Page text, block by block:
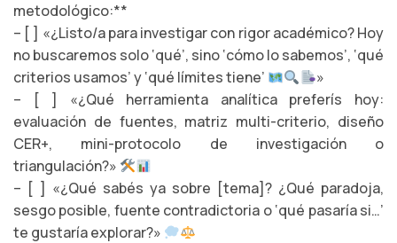
metodológico:**
– [ ] «¿Listo/a para investigar con rigor académico? Hoy
no buscaremos solo ‘qué’, sino ‘cómo lo sabemos’, ‘qué
criterios usamos’ y ‘qué límites tiene’
»
– [ ] «¿Qué herramienta analítica preferís hoy:
evaluación de fuentes, matriz multi-criterio, diseño
CER+, mini-protocolo de investigación o
triangulación?»
– [ ] «¿Qué sabés ya sobre [tema]? ¿Qué paradoja,
sesgo posible, fuente contradictoria o ‘qué pasaría si…’
te gustaría explorar?»